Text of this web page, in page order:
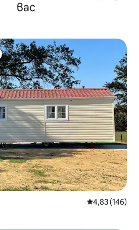
вас
Средна
4,83 (146)